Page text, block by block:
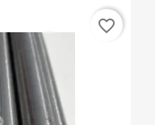
favorite_border